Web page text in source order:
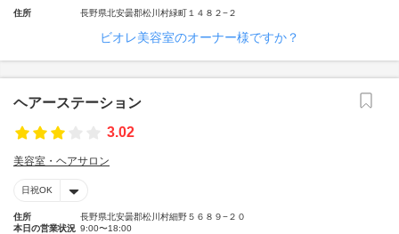
住所 長野県北安曇郡松川村緑町１４８２−２
ビオレ美容室のオーナー様ですか？
ヘアーステーション
3.02
美容室・ヘアサロン
日祝OK
住所
長野県北安曇郡松川村細野５６８９−２０
本日の営業状況 9:00〜18:00